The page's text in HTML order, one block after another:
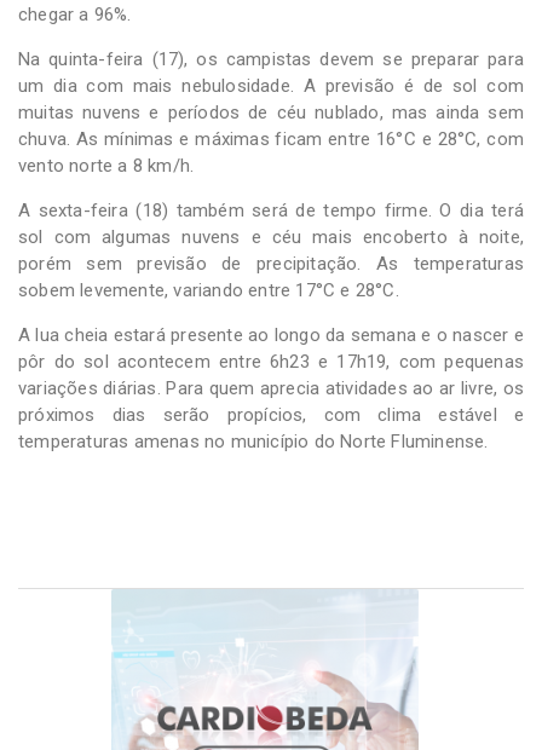
chegar a 96%.
Na quinta-feira (17), os campistas devem se preparar para
um dia com mais nebulosidade. A previsão é de sol com
muitas nuvens e períodos de céu nublado, mas ainda sem
chuva. As mínimas e máximas ficam entre 16°C e 28°C, com
vento norte a 8 km/h.
A sexta-feira (18) também será de tempo firme. O dia terá
sol com algumas nuvens e céu mais encoberto à noite,
porém sem previsão de precipitação. As temperaturas
sobem levemente, variando entre 17°C e 28°C.
A lua cheia estará presente ao longo da semana e o nascer e
pôr do sol acontecem entre 6h23 e 17h19, com pequenas
variações diárias. Para quem aprecia atividades ao ar livre, os
próximos dias serão propícios, com clima estável e
temperaturas amenas no município do Norte Fluminense.